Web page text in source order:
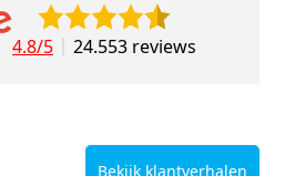
4.8/5 24.553 reviews
Bekijk klantverhalen